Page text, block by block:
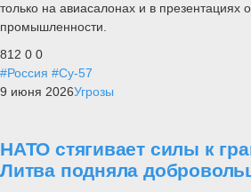
только на авиасалонах и в презентациях
промышленности.
812 0 0
#Россия #Су-57
9 июня 2026Угрозы
НАТО стягивает силы к
Литва подняла